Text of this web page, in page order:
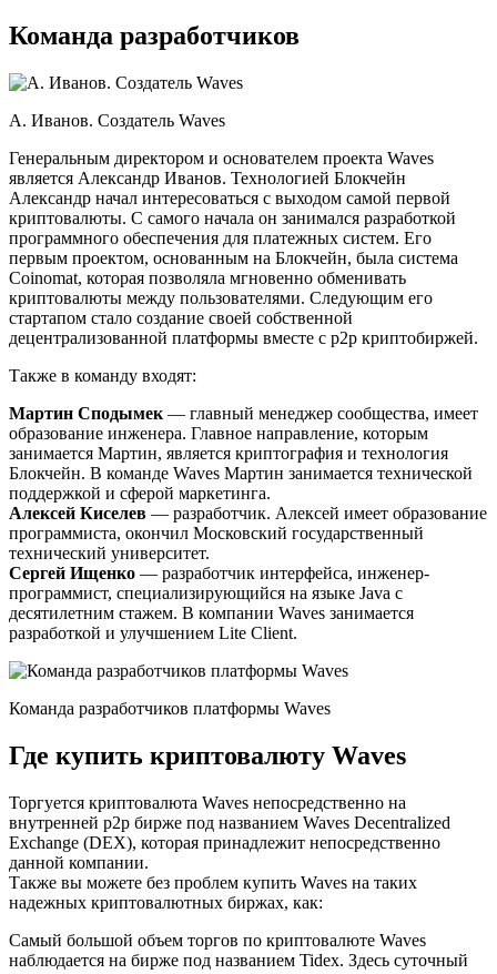
Команда разработчиков
А. Иванов. Создатель Waves
Генеральным директором и основателем проекта Waves
является Александр Иванов. Технологией Блокчейн
Александр начал интересоваться с выходом самой первой
криптовалюты. С самого начала он занимался разработкой
программного обеспечения для платежных систем. Его
первым проектом, основанным на Блокчейн, была система
Coinomat, которая позволяла мгновенно обменивать
криптовалюты между пользователями. Следующим его
стартапом стало создание своей собственной
децентрализованной платформы вместе с p2p криптобиржей.
Также в команду входят:
Мартин Сподымек — главный менеджер сообщества, имеет
образование инженера. Главное направление, которым
занимается Мартин, является криптография и технология
Блокчейн. В команде Waves Мартин занимается технической
поддержкой и сферой маркетинга.
Алексей Киселев — разработчик. Алексей имеет образование
программиста, окончил Московский государственный
технический университет.
Сергей Ищенко — разработчик интерфейса, инженер-
программист, специализирующийся на языке Java с
десятилетним стажем. В компании Waves занимается
разработкой и улучшением Lite Client.
Команда разработчиков платформы Waves
Где купить криптовалюту Waves
Торгуется криптовалюта Waves непосредственно на
внутренней p2p бирже под названием Waves Decentralized
Exchange (DEX), которая принадлежит непосредственно
данной компании.
Также вы можете без проблем купить Waves на таких
надежных криптовалютных биржах, как:
Самый большой объем торгов по криптовалюте Waves
наблюдается на бирже под названием Tidex. Здесь суточный